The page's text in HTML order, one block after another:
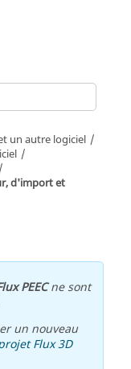
un autre logiciel
d'import et
PEECne sont
un nouveau
Flux 3D